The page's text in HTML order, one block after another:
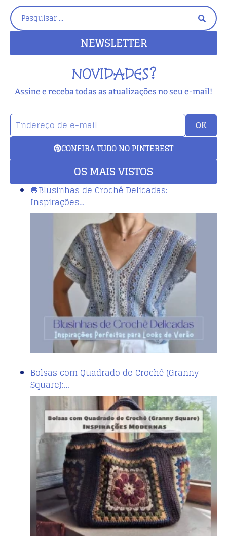
NEWSLETTER
NOVIDADES?
Assine e receba todas as atualizações no seu e-mail!
OK
CONFIRA TUDO NO PINTEREST
OS MAIS VISTOS
🧶Blusinhas de Crochê Delicadas:
Inspirações…
Bolsas com Quadrado de Crochê (Granny
Square):…